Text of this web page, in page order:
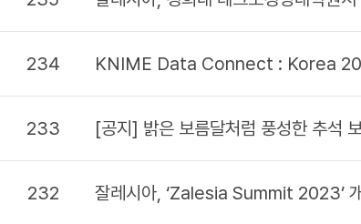
234 KNIME Data Connect : Korea
233 [공지] 밝은 보름달처럼 풍성한 추석
232 잘레시아, ‘Zalesia Summit 2023’